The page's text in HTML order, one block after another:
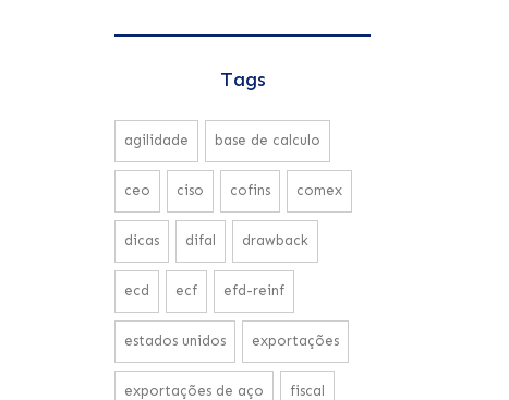
Tags
agilidade base de calculo
ceo ciso cofins comex
dicas difal drawback
ecd ecf efd-reinf
estados unidos exportações
exportações de aço fiscal